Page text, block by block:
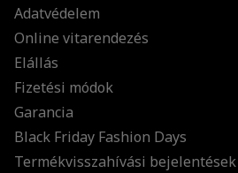
Adatvédelem
Online vitarendezés
Elállás
Fizetési módok
Garancia
Black Friday Fashion Days
Termékvisszahívási bejelentések